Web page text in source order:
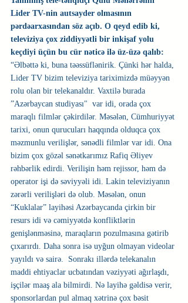
Lider TV-nin autsayder olmasının
pərdəarxasından söz açıb. O qeyd edib ki,
televiziya çox ziddiyyətli bir inkişaf yolu
keçdiyi üçün bu cür nəticə ilə üz-üzə qalıb:
“Əlbəttə ki, buna təəssüflənirik. Çünki hər halda,
Lider TV bizim televiziya tariximizdə müəyyən
rolu olan bir telekanaldır. Vaxtilə burada
”Azərbaycan studiyası"  var idi, orada çox
maraqlı filmlər çəkirdilər. Məsələn, Cümhuriyyət
tarixi, onun qurucuları haqqında olduqca çox
məzmunlu verilişlər, sənədli filmlər var idi. Ona
bizim çox gözəl sənətkarımız Rafiq Əliyev
rəhbərlik edirdi. Verilişin həm rejissor, həm də
operator işi də səviyyəli idi. Lakin televiziyanın
zərərli verilişləri də olub. Məsələn, onun
“Kuklalar” layihəsi Azərbaycanda çirkin bir
resurs idi və cəmiyyətdə konfliktlərin
genişlənməsinə, maraqların pozulmasına gətirib
çıxarırdı. Daha sonra isə uyğun olmayan videolar
yayıldı və sairə.  Sonrakı illərdə telekanalın
maddi ehtiyaclar ucbatından vəziyyəti ağırlaşdı,
işçilər maaş ala bilmirdi. Nə layihə gəldisə verir,
sponsorlardan pul almaq xətrinə çox bəsit